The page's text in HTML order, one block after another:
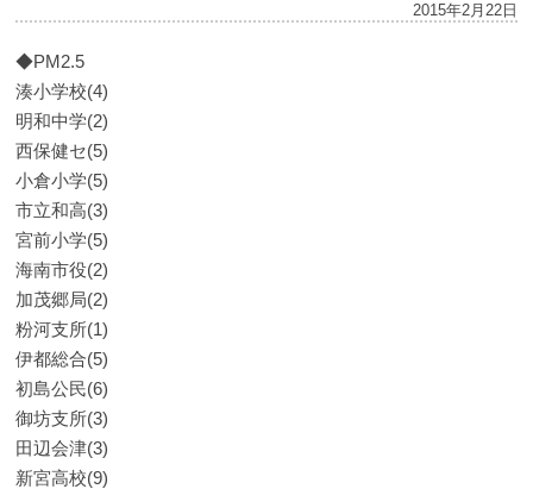
2015年2月22日
◆PM2.5
湊小学校(4)
明和中学(2)
西保健セ(5)
小倉小学(5)
市立和高(3)
宮前小学(5)
海南市役(2)
加茂郷局(2)
粉河支所(1)
伊都総合(5)
初島公民(6)
御坊支所(3)
田辺会津(3)
新宮高校(9)